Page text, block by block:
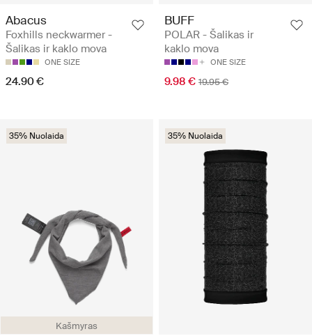
Abacus
Foxhills neckwarmer -
Šalikas ir kaklo mova
ONE SIZE
24.90 €
BUFF
POLAR - Šalikas ir
kaklo mova
ONE SIZE
9.98 € 19.95 €
Kašmyras
35% Nuolaida 35% Nuolaida